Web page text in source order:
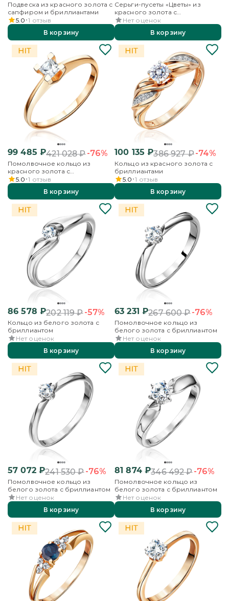
Подвеска из красного золота с
сапфиром и бриллиантами
5.0 1 отзыв
В корзину
Серьги-пусеты «Цветы» из
красного золота с
бриллиантами
Нет оценок
В корзину
99 485 ₽421 028₽-76%
Помолвочное кольцо из
красного золота с
бриллиантом
5.0 1 отзыв
В корзину
100 135 ₽386 927₽-74%
Кольцо из красного золота с
бриллиантами
5.0 1 отзыв
В корзину
86 578 ₽202 119₽-57%
Кольцо из белого золота с
бриллиантом
Нет оценок
В корзину
63 231 ₽267 600₽-76%
Помолвочное кольцо из
белого золота с бриллиантом
Нет оценок
В корзину
57 072₽241 530₽-76%
Помолвочное кольцо из
белого золота с бриллиантом
Нет оценок
В корзину
81 874₽346 492₽-76%
Помолвочное кольцо из
белого золота с бриллиантом
Нет оценок
В корзину